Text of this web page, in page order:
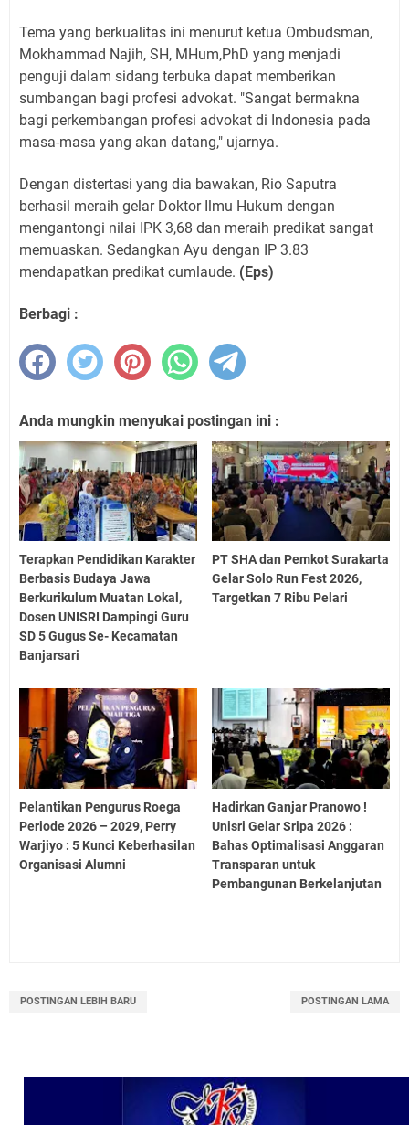
Tema yang berkualitas ini menurut ketua Ombudsman,
Mokhammad Najih, SH, MHum,PhD yang menjadi
penguji dalam sidang terbuka dapat memberikan
sumbangan bagi profesi advokat. "Sangat bermakna
bagi perkembangan profesi advokat di Indonesia pada
masa-masa yang akan datang," ujarnya.
Dengan distertasi yang dia bawakan, Rio Saputra
berhasil meraih gelar Doktor Ilmu Hukum dengan
mengantongi nilai IPK 3,68 dan meraih predikat sangat
memuaskan. Sedangkan Ayu dengan IP 3.83
mendapatkan predikat cumlaude. (Eps)
Berbagi :
Anda mungkin menyukai postingan ini :
Terapkan Pendidikan Karakter
Berbasis Budaya Jawa
Berkurikulum Muatan Lokal,
Dosen UNISRI Dampingi Guru
SD 5 Gugus Se- Kecamatan
Banjarsari
PT SHA dan Pemkot Surakarta
Gelar Solo Run Fest 2026,
Targetkan 7 Ribu Pelari
Pelantikan Pengurus Roega
Periode 2026 – 2029, Perry
Warjiyo : 5 Kunci Keberhasilan
Organisasi Alumni
Hadirkan Ganjar Pranowo !
Unisri Gelar Sripa 2026 :
Bahas Optimalisasi Anggaran
Transparan untuk
Pembangunan Berkelanjutan
POSTINGAN LEBIH BARU POSTINGAN LAMA